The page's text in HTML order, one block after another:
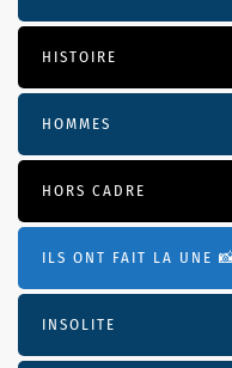
HISTOIRE
HOMMES
HORS CADRE
ILS ONT FAIT LA UNE
INSOLITE